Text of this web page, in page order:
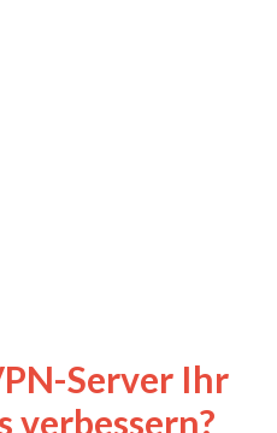
Server Ihr
verbessern?